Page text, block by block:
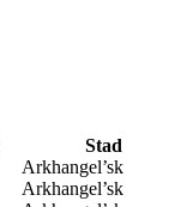
Stad
Arkhangel’sk
Arkhangel’sk